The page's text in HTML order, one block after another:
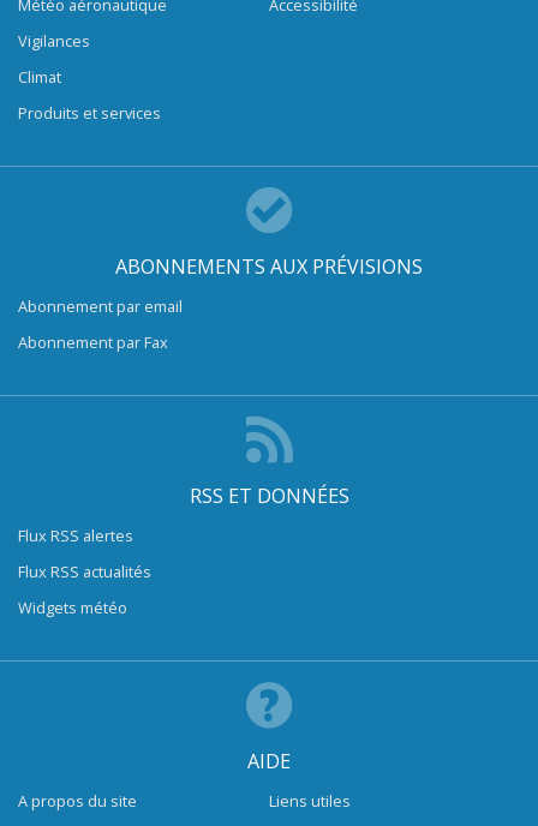
Vigilances
Climat
Produits et services
ABONNEMENTS AUX PRÉVISIONS
Abonnement par email
Abonnement par Fax
RSS ET DONNÉES
Flux RSS alertes
Flux RSS actualités
Widgets météo
AIDE
A propos du site
Liens utiles